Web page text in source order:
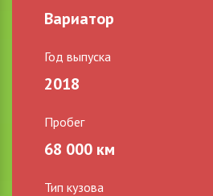
Вариатор
Год выпуска
2018
Пробег
68 000 км
Тип кузова